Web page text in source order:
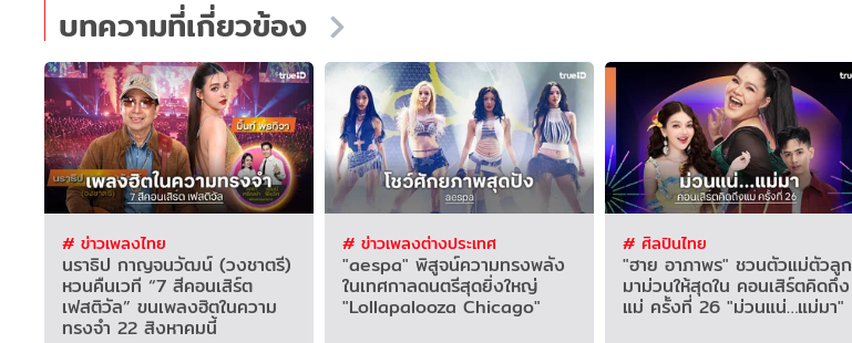
บทความที่เกี่ยวข้อง
# ข่าวเพลงไทย
นราธิป กาญจนวัฒน์ (วงชาตรี)
หวนคืนเวที “7 สีคอนเสิร์ต
เฟสติวัล” ขนเพลงฮิตในความ
ทรงจำ 22 สิงหาคมนี้
# ข่าวเพลงต่างประเทศ
"aespa" พิสูจน์ความทรงพลัง
ในเทศกาลดนตรีสุดยิ่งใหญ่
"Lollapalooza Chicago"
# ศิลปินไทย
"ฮาย อาภาพร" ชวนตัวแม่ตัวลูก
มาม่วนให้สุดใน คอนเสิร์ตคิดถึง
แม่ ครั้งที่ 26 "ม่วนแน่…แม่มา"